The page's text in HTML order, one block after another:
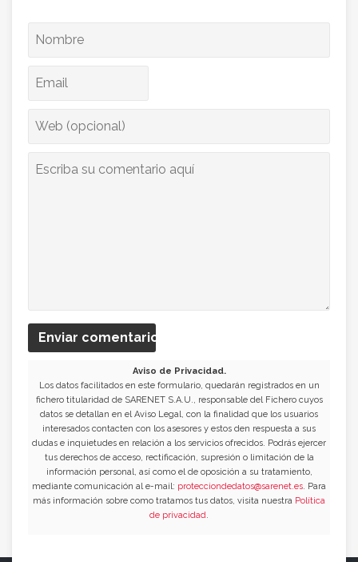
Enviar comentario
Aviso de Privacidad.
Los datos facilitados en este formulario, quedarán registrados en un
fichero titularidad de SARENET S.A.U., responsable del Fichero cuyos
datos se detallan en el Aviso Legal, con la finalidad que los usuarios
interesados contacten con los asesores y estos den respuesta a sus
dudas e inquietudes en relación a los servicios ofrecidos. Podrás ejercer
tus derechos de acceso, rectificación, supresión o limitación de la
información personal, así como el de oposición a su tratamiento,
mediante comunicación al e-mail: protecciondedatos@sarenet.es. Para
más información sobre como tratamos tus datos, visita nuestra Política
de privacidad.